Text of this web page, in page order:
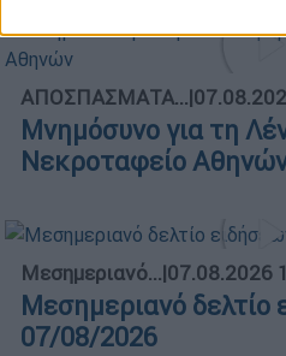
ΑΠΟΣΠΑΣΜΑΤΑ...|
Μνημόσυνο για τη
Νεκροταφείο
Μεσημεριανό...|07.08.2026
Μεσημεριανό δελτίο
07/08/2026